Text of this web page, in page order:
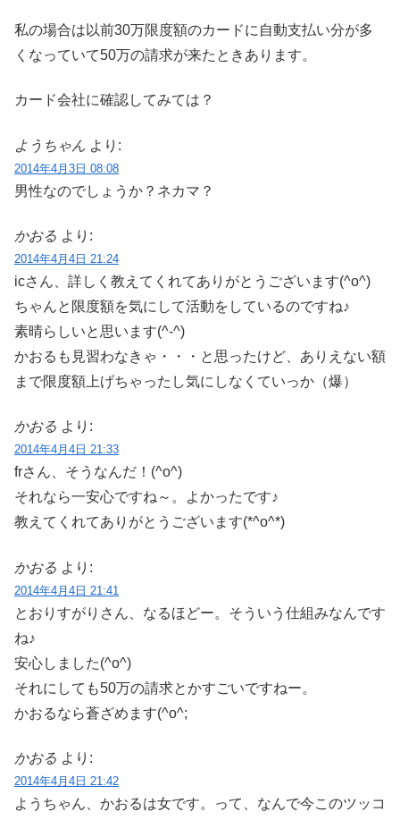
私の場合は以前30万限度額のカードに自動支払い分が多
くなっていて50万の請求が来たときあります。
カード会社に確認してみては？
ようちゃん より:
2014年4月3日 08:08
男性なのでしょうか？ネカマ？
かおる より:
2014年4月4日 21:24
icさん、詳しく教えてくれてありがとうございます(^o^)
ちゃんと限度額を気にして活動をしているのですね♪
素晴らしいと思います(^-^)
かおるも見習わなきゃ・・・と思ったけど、ありえない額
まで限度額上げちゃったし気にしなくていっか（爆）
かおる より:
2014年4月4日 21:33
frさん、そうなんだ！(^o^)
それなら一安心ですね～。よかったです♪
教えてくれてありがとうございます(*^o^*)
かおる より:
2014年4月4日 21:41
とおりすがりさん、なるほどー。そういう仕組みなんです
ね♪
安心しました(^o^)
それにしても50万の請求とかすごいですねー。
かおるなら蒼ざめます(^o^;
かおる より:
2014年4月4日 21:42
ようちゃん、かおるは女です。って、なんで今このツッコ